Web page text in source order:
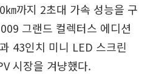
㎞까지 2초대 가속 성능을 구
그랜드 컬렉터스 에디션
43인치 미니 LED 스크린
시장을 겨냥했다.